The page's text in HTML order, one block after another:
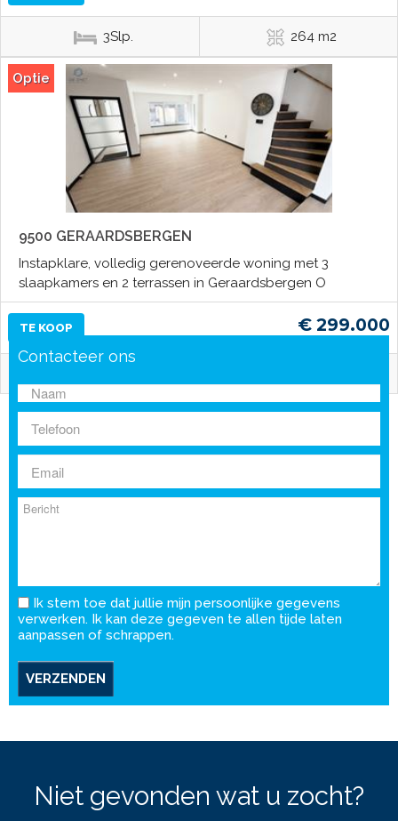
Contacteer ons
Ik stem toe dat jullie mijn persoonlijke gegevens
verwerken. Ik kan deze gegeven te allen tijde laten
aanpassen of schrappen.
VERZENDEN
3Slp. 264 m2
Optie
9500 GERAARDSBERGEN
Instapklare, volledig gerenoveerde woning met 3
slaapkamers en 2 terrassen in Geraardsbergen O
TE KOOP € 299.000
Niet gevonden wat u zocht?